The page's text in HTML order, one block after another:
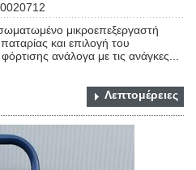
μικροεπεξεργαστή
και επιλογή του
ανάλογα με τις ανάγκες...
Λεπτομέρειες